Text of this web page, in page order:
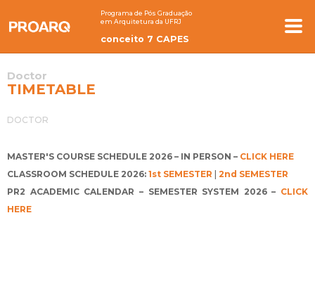
Programa de Pós Graduação
em Arquitetura da UFRJ
conceito 7 CAPES
Doctor
TIMETABLE
DOCTOR
MASTER'S COURSE SCHEDULE 2026 – IN PERSON – CLICK HERE
CLASSROOM SCHEDULE 2026: 1st SEMESTER
2nd SEMESTER
PR2 ACADEMIC CALENDAR – SEMESTER SYSTEM 2026 – CLICK
HERE